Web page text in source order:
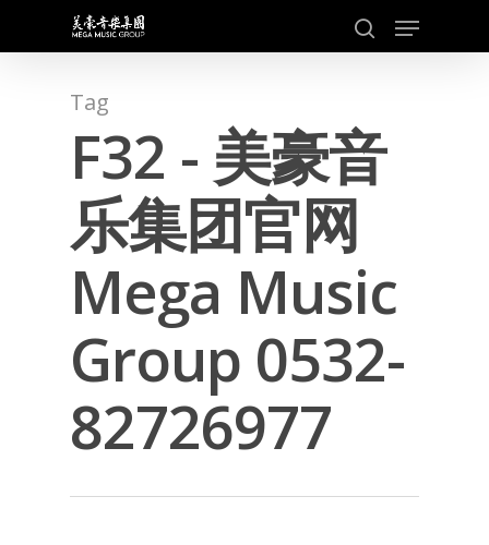
search
Menu
Tag
F32 - 美豪音
乐集团官网
Mega Music
Group 0532-
82726977